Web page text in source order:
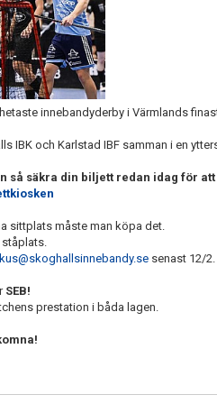
innebandyderby i Värmlands
IBK och Karlstad IBF samman i en
säkra din biljett redan idag för
sittplats måste man köpa det.
ståplats.
senast 12/2.
SEB!
prestation i båda lagen.